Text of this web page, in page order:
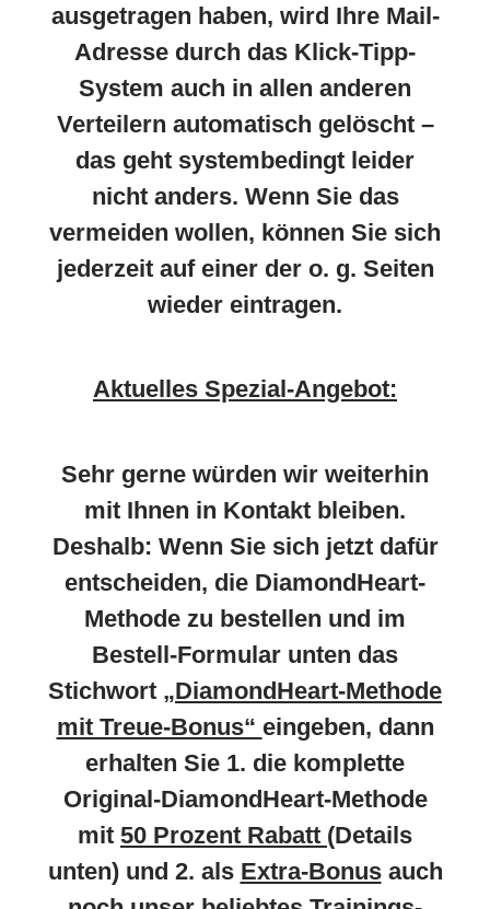
ausgetragen haben, wird Ihre Mail-
Adresse durch das Klick-Tipp-
System auch in allen anderen
Verteilern automatisch gelöscht –
das geht systembedingt leider
nicht anders. Wenn Sie das
vermeiden wollen, können Sie sich
jederzeit auf einer der o. g. Seiten
wieder eintragen.
Aktuelles Spezial-Angebot:
Sehr gerne würden wir weiterhin
mit Ihnen in Kontakt bleiben.
Deshalb: Wenn Sie sich jetzt dafür
entscheiden, die DiamondHeart-
Methode zu bestellen und im
Bestell-Formular unten das
Stichwort „DiamondHeart-Methode
mit Treue-Bonus“ eingeben, dann
erhalten Sie 1. die komplette
Original-DiamondHeart-Methode
mit 50 Prozent Rabatt (Details
unten) und 2. als Extra-Bonusauch